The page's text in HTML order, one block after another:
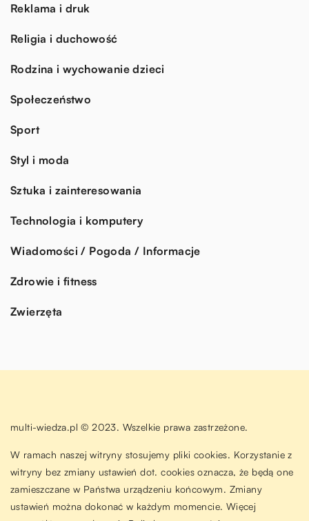
Reklama i druk
Religia i duchowość
Rodzina i wychowanie dzieci
Społeczeństwo
Sport
Styl i moda
Sztuka i zainteresowania
Technologia i komputery
Wiadomości / Pogoda / Informacje
Zdrowie i fitness
Zwierzęta
multi-wiedza.pl © 2023. Wszelkie prawa zastrzeżone.
W ramach naszej witryny stosujemy pliki cookies. Korzystanie z
witryny bez zmiany ustawień dot. cookies oznacza, że będą one
zamieszczane w Państwa urządzeniu końcowym. Zmiany
ustawień można dokonać w każdym momencie. Więcej